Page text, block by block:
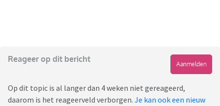
Reageer op dit bericht
Aanmelden
Op dit topic is al langer dan 4 weken niet gereageerd,
daarom is het reageerveld verborgen. Je kan ook een nieuw